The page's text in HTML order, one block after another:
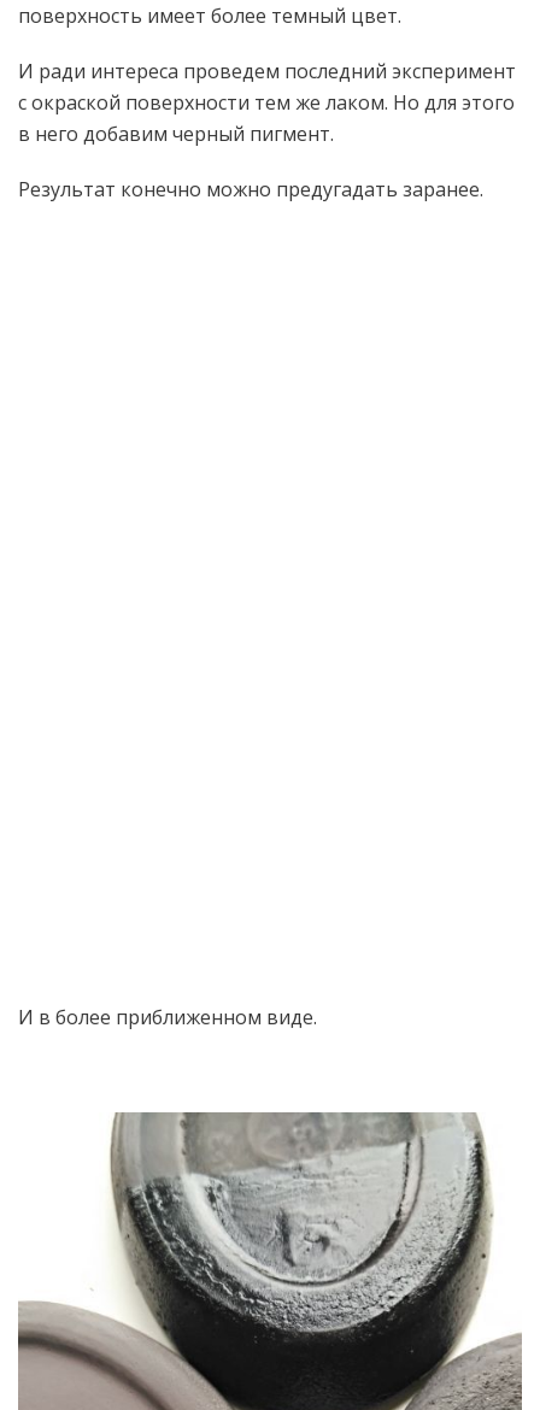
поверхность имеет более темный цвет.
И ради интереса проведем последний эксперимент
с окраской поверхности тем же лаком. Но для этого
в него добавим черный пигмент.
Результат конечно можно предугадать заранее.
И в более приближенном виде.